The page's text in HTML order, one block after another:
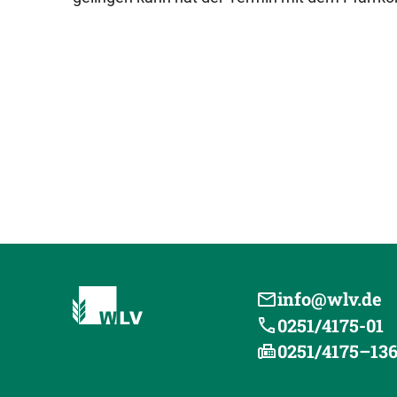
info@wlv.de
0251/4175-01
0251/